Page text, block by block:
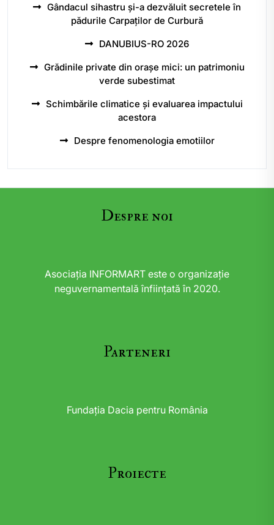
Gândacul sihastru și-a dezvăluit secretele în
pădurile Carpaților de Curbură
DANUBIUS-RO 2026
Grădinile private din orașe mici: un patrimoniu
verde subestimat
Schimbările climatice și evaluarea impactului
acestora
Despre fenomenologia emotiilor
Despre noi
Asociația INFORMART este o organizație
neguvernamentală înființată în 2020.
Parteneri
Fundația Dacia pentru România
Proiecte